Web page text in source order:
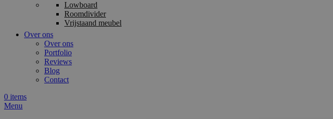
Lowboard
Roomdivider
Vrijstaand meubel
Over ons
Over ons
Portfolio
Reviews
Blog
Contact
0 items
Menu